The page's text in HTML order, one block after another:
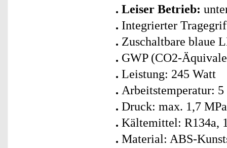
Leiser Betrieb:
Integrierter
Zuschaltbare blaue
GWP (CO2-
Leistung: 245 Watt
Arbeitstemperatur: 5
Druck: max. 1,7 MPa
Kältemittel: R134a,
Material: ABS-